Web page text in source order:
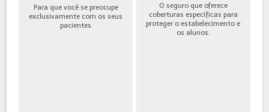
Para que você se preocupe
exclusivamente com os seus
pacientes
O seguro que oferece
coberturas específicas para
proteger o estabelecimento e
os alunos.